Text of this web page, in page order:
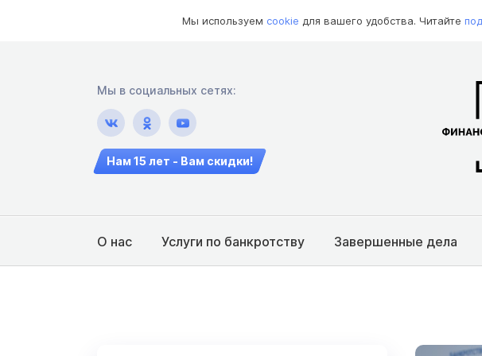
Мы используем cookie для вашего удобства. Читайте
Мы в социальных сетях:
Нам 15 лет - Вам скидки!
О нас Услуги по банкротству Завершенные дела